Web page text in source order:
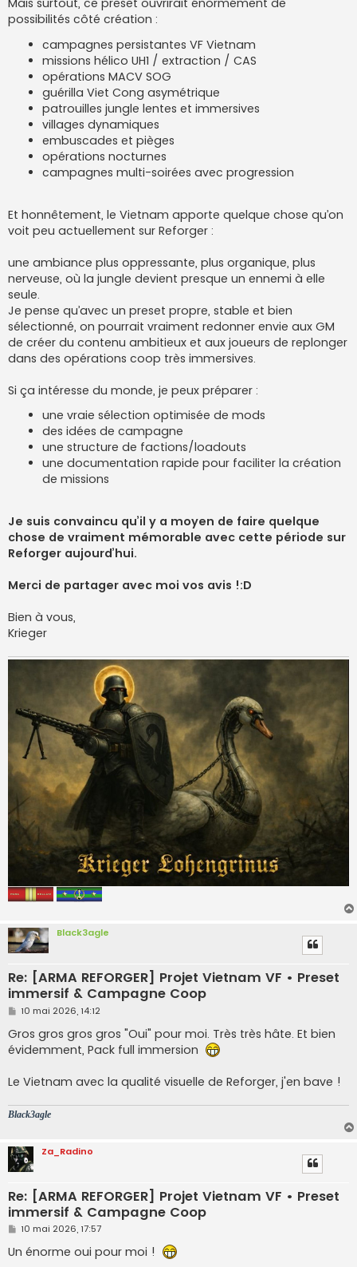
Mais surtout, ce preset ouvrirait énormément de
possibilités côté création :
campagnes persistantes VF Vietnam
missions hélico UH1 / extraction / CAS
opérations MACV SOG
guérilla Viet Cong asymétrique
patrouilles jungle lentes et immersives
villages dynamiques
embuscades et pièges
opérations nocturnes
campagnes multi-soirées avec progression
Et honnêtement, le Vietnam apporte quelque chose qu’on
voit peu actuellement sur Reforger :
une ambiance plus oppressante, plus organique, plus
nerveuse, où la jungle devient presque un ennemi à elle
seule.
Je pense qu’avec un preset propre, stable et bien
sélectionné, on pourrait vraiment redonner envie aux GM
de créer du contenu ambitieux et aux joueurs de replonger
dans des opérations coop très immersives.
Si ça intéresse du monde, je peux préparer :
une vraie sélection optimisée de mods
des idées de campagne
une structure de factions/loadouts
une documentation rapide pour faciliter la création
de missions
Je suis convaincu qu’il y a moyen de faire quelque
chose de vraiment mémorable avec cette période sur
Reforger aujourd’hui.
Merci de partager avec moi vos avis !:D
Bien à vous,
Krieger
Black3agle
Re: [ARMA REFORGER] Projet Vietnam VF • Preset
immersif & Campagne Coop
M
s
s
a
10 mai 2026, 14:12
Gros gros gros gros "Oui" pour moi. Très très hâte. Et bien
évidemment, Pack full immersion
Le Vietnam avec la qualité visuelle de Reforger, j'en bave !
Black3agle
Za_Radino
Re: [ARMA REFORGER] Projet Vietnam VF • Preset
immersif & Campagne Coop
M
s
s
10 mai 2026, 17:57
Un énorme oui pour moi !